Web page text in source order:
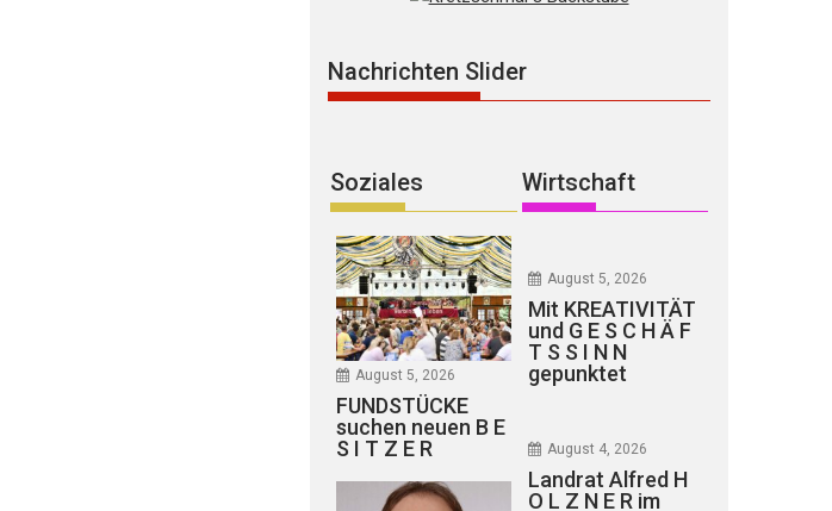
Nachrichten Slider
Soziales
August 5, 2026
FUNDSTÜCKE
suchen neuen B E
S I T Z E R
Wirtschaft
August 5, 2026
Mit KREATIVITÄT
und G E S C H Ä F
T S S I N N
gepunktet
August 4, 2026
Landrat Alfred H
O L Z N E R im